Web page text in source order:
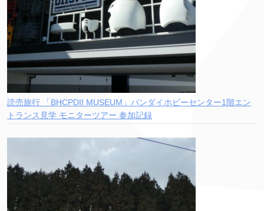
読売旅行 「BHCPDII MUSEUM」バンダイホビーセンター1階エン
トランス見学 モニターツアー 参加記録